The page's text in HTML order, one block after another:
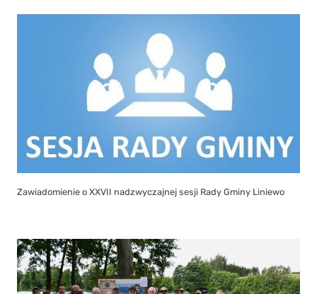
Zawiadomienie o XXVII nadzwyczajnej sesji Rady Gminy Liniewo